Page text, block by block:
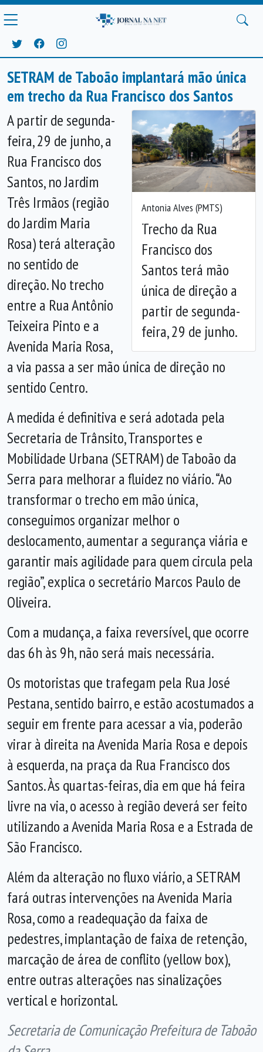
SETRAM de Taboão implantará mão única
em trecho da Rua Francisco dos Santos
Antonia Alves (PMTS)
Trecho da Rua
Francisco dos
Santos terá mão
única de direção a
partir de segunda-
feira, 29 de junho.
Anterior
A partir de segunda-
feira, 29 de junho, a
Rua Francisco dos
Santos, no Jardim
Três Irmãos (região
do Jardim Maria
Rosa) terá alteração
no sentido de
direção. No trecho
entre a Rua Antônio
Teixeira Pinto e a
Avenida Maria Rosa,
a via passa a ser mão única de direção no
sentido Centro.
A medida é definitiva e será adotada pela
Secretaria de Trânsito, Transportes e
Mobilidade Urbana (SETRAM) de Taboão da
Serra para melhorar a fluidez no viário. “Ao
transformar o trecho em mão única,
conseguimos organizar melhor o
deslocamento, aumentar a segurança viária e
garantir mais agilidade para quem circula pela
região”, explica o secretário Marcos Paulo de
Oliveira.
Com a mudança, a faixa reversível, que ocorre
das 6h às 9h, não será mais necessária.
Os motoristas que trafegam pela Rua José
Pestana, sentido bairro, e estão acostumados a
seguir em frente para acessar a via, poderão
virar à direita na Avenida Maria Rosa e depois
à esquerda, na praça da Rua Francisco dos
Santos. Às quartas-feiras, dia em que há feira
livre na via, o acesso à região deverá ser feito
utilizando a Avenida Maria Rosa e a Estrada de
São Francisco.
Além da alteração no fluxo viário, a SETRAM
fará outras intervenções na Avenida Maria
Rosa, como a readequação da faixa de
pedestres, implantação de faixa de retenção,
marcação de área de conflito (yellow box),
entre outras alterações nas sinalizações
vertical e horizontal.
Secretaria de Comunicação Prefeitura de Taboão